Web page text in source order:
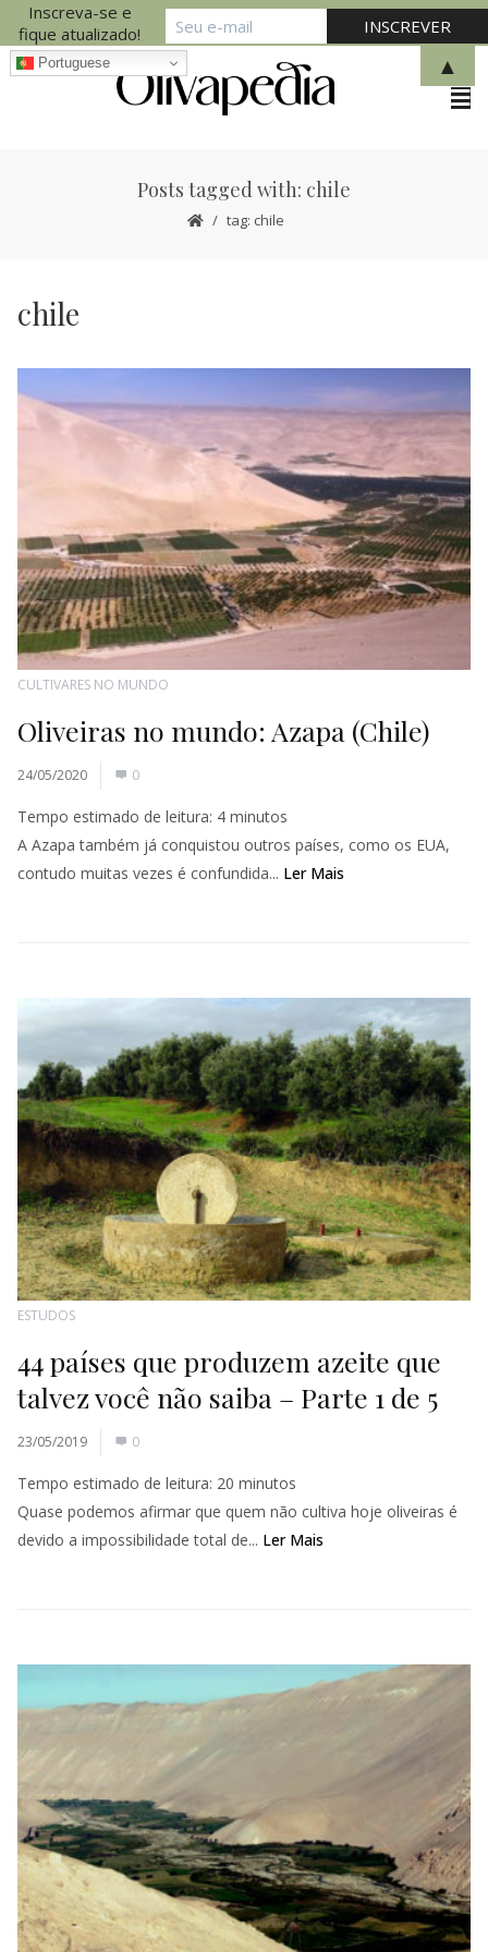
Posts tagged with: chile
tag: chile
chile
CULTIVARES NO MUNDO
Oliveiras no mundo: Azapa (Chile)
24/05/2020 0
Tempo estimado de leitura: 4 minutos
A Azapa também já conquistou outros países, como os EUA,
contudo muitas vezes é confundida... Ler Mais
ESTUDOS
44 países que produzem azeite que
talvez você não saiba – Parte 1 de 5
23/05/2019 0
Tempo estimado de leitura: 20 minutos
Quase podemos afirmar que quem não cultiva hoje oliveiras é
devido a impossibilidade total de... Ler Mais
Inscreva-se e
fique atualizado!
▲
Portuguese